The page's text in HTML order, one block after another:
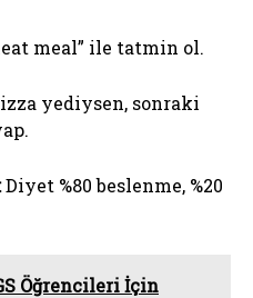
meal” ile tatmin ol.
yediysen, sonraki
Diyet %80 beslenme, %20
Öğrencileri İçin